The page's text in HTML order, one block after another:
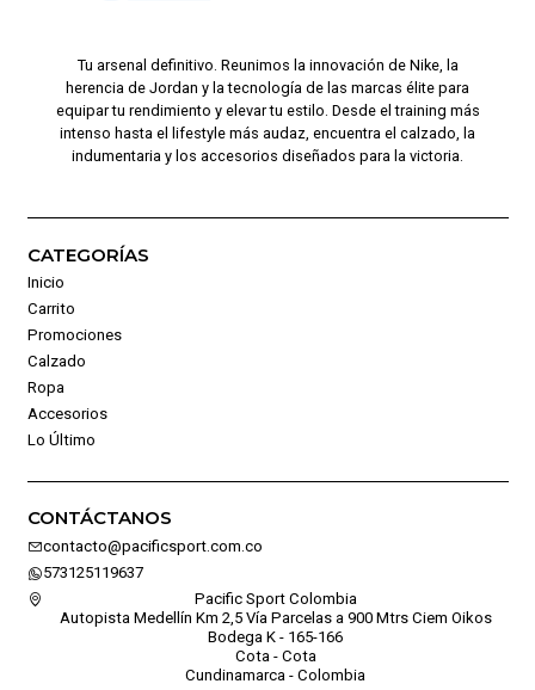
Tu arsenal definitivo. Reunimos la innovación de Nike, la
herencia de Jordan y la tecnología de las marcas élite para
equipar tu rendimiento y elevar tu estilo. Desde el training más
intenso hasta el lifestyle más audaz, encuentra el calzado, la
indumentaria y los accesorios diseñados para la victoria.
CATEGORÍAS
Inicio
Carrito
Promociones
Calzado
Ropa
Accesorios
Lo Último
CONTÁCTANOS
contacto@pacificsport.com.co
573125119637
Pacific Sport Colombia
Autopista Medellín Km 2,5 Vía Parcelas a 900 Mtrs Ciem Oikos
Bodega K - 165-166
Cota - Cota
Cundinamarca - Colombia